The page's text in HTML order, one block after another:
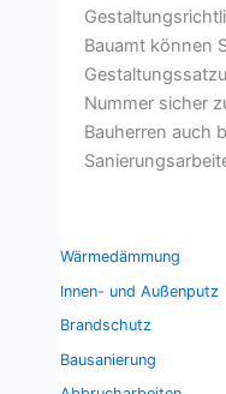
Bauamt können
Nummer sicher
Bauherren auch
Wärmedämmung
Innen- und Außenputz
Brandschutz
Bausanierung